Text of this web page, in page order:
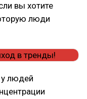
вы хотите
люди
у людей